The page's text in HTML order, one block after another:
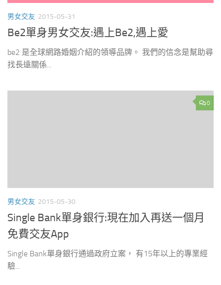
男女交友 2015-05-31
Be2單身男女交友:遇上Be2,遇上愛
be2 是全球網路婚姻介紹的領導品牌。 我們的信念是幫助尋
找長遠關係...
0
男女交友 2015-05-30
Single Bank單身銀行:現在加入再送一個月
免費交友App
Single Bank單身銀行通過政府立案， 有15年以上的專業經
驗...